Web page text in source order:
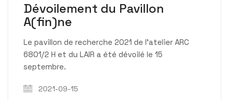
Dévoilement du Pavillon
A(fin)ne
Le pavillon de recherche 2021 de l’atelier ARC
6801/2 H et du LAIR a été dévoilé le 15
septembre.
2021-09-15